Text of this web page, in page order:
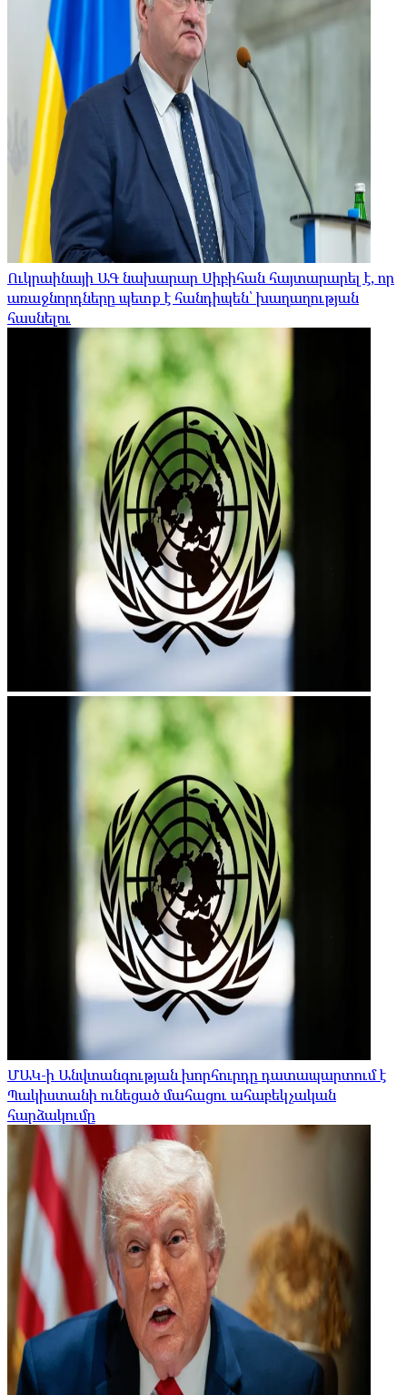
Ուկրաինայի ԱԳ նախարար Սիբիհան հայտարարել է, որ
առաջնորդները պետք է հանդիպեն՝ խաղաղության
հասնելու
ՄԱԿ-ի Անվտանգության խորհուրդը դատապարտում է
Պակիստանի ունեցած մահացու ահաբեկչական
հարձակումը